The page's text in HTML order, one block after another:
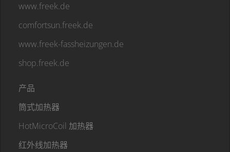
www.freek.de
comfortsun.freek.de
www.freek-fassheizungen.de
shop.freek.de
产品
筒式加热器
HotMicroCoil 加热器
红外线加热器